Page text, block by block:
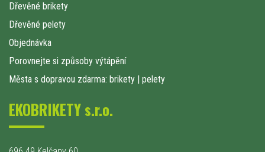
Dřevěné brikety
Dřevěné pelety
Objednávka
Porovnejte si způsoby výtápění
Města s dopravou zdarma: brikety | pelety
EKOBRIKETY s.r.o.